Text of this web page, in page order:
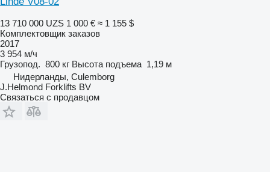
13 710 000 UZS 1 000 € ≈ 1 155 $
Комплектовщик заказов
2017
3 954 м/ч
Грузопод. 800 кг Высота подъема 1,19 м
Нидерланды, Culemborg
J.Helmond Forklifts BV
Связаться с продавцом